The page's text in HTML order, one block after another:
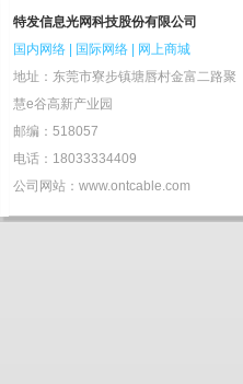
特发信息光网科技股份有限公司
国内网络
国际网络
网上商城
地址：东莞市寮步镇塘唇村金富二路聚
慧e谷高新产业园
邮编：518057
电话：18033334409
公司网站：www.ontcable.com